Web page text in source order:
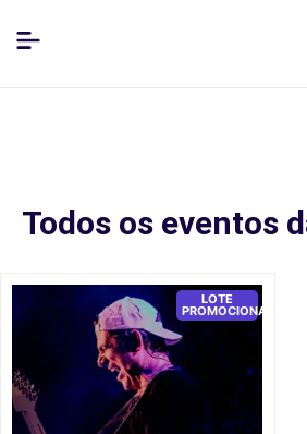
Todos os eventos
LOTE
PROMOCIONAL